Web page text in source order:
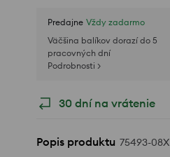
Predajne Vždy zadarmo
Väčšina balíkov dorazí do 5
pracovných dní
Podrobnosti >
30 dní na vrátenie
Popis produktu 75493-08X